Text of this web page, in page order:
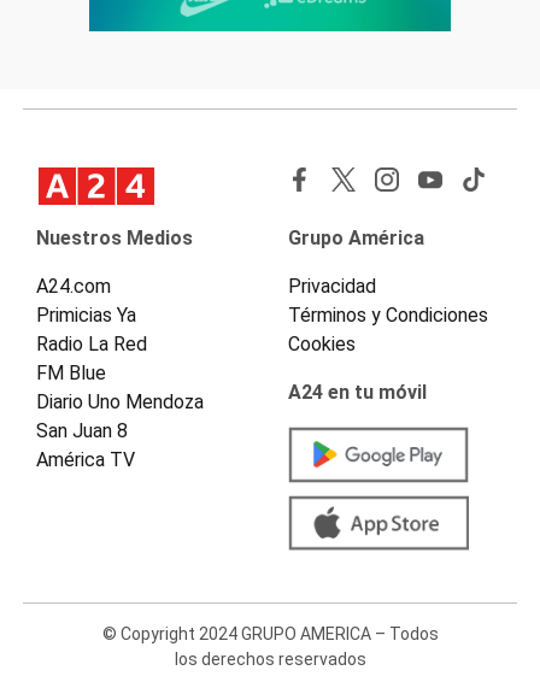
Nuestros Medios
A24.com
Primicias Ya
Radio La Red
FM Blue
Diario Uno Mendoza
San Juan 8
América TV
Grupo América
Privacidad
Términos y Condiciones
Cookies
A24 en tu móvil
© Copyright 2024 GRUPO AMERICA – Todos
los derechos reservados